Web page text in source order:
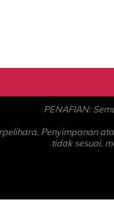
PENAFIAN:
Penyimpanan
tidak sesuai,